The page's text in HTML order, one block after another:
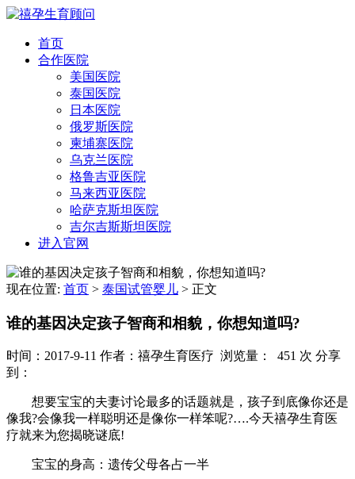
首页
合作医院
美国医院
泰国医院
日本医院
俄罗斯医院
柬埔寨医院
乌克兰医院
格鲁吉亚医院
马来西亚医院
哈萨克斯坦医院
吉尔吉斯斯坦医院
进入官网
现在位置: 首页 > 泰国试管婴儿 > 正文
谁的基因决定孩子智商和相貌，你想知道吗?
时间：2017-9-11 作者：禧孕生育医疗 浏览量： 451 次 分享
到：
想要宝宝的夫妻讨论最多的话题就是，孩子到底像你还是
像我?会像我一样聪明还是像你一样笨呢?….今天禧孕生育医
疗就来为您揭晓谜底!
宝宝的身高：遗传父母各占一半